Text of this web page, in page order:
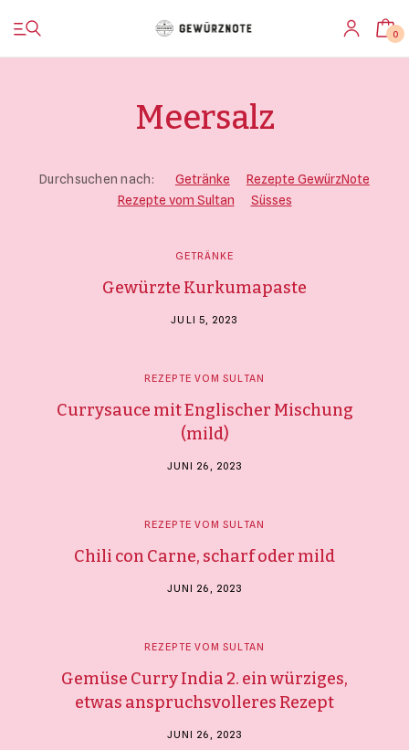
0
Meersalz
Durchsuchen nach: Getränke
Rezepte GewürzNote
Rezepte vom Sultan
Süsses
GETRÄNKE
Gewürzte Kurkumapaste
JULI 5, 2023
REZEPTE VOM SULTAN
Currysauce mit Englischer Mischung
(mild)
JUNI 26, 2023
REZEPTE VOM SULTAN
Chili con Carne, scharf oder mild
JUNI 26, 2023
REZEPTE VOM SULTAN
Gemüse Curry India 2. ein würziges,
etwas anspruchsvolleres Rezept
JUNI 26, 2023
Über uns
Bestellungen und Rücksendungen
Allgemeine Geschäftsbedingungen